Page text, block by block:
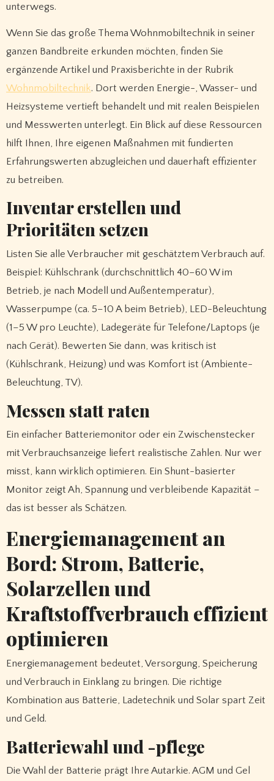
unterwegs.
Wenn Sie das große Thema Wohnmobiltechnik in seiner
ganzen Bandbreite erkunden möchten, finden Sie
ergänzende Artikel und Praxisberichte in der Rubrik
Wohnmobiltechnik. Dort werden Energie-, Wasser- und
Heizsysteme vertieft behandelt und mit realen Beispielen
und Messwerten unterlegt. Ein Blick auf diese Ressourcen
hilft Ihnen, Ihre eigenen Maßnahmen mit fundierten
Erfahrungswerten abzugleichen und dauerhaft effizienter
zu betreiben.
Inventar erstellen und
Prioritäten setzen
Listen Sie alle Verbraucher mit geschätztem Verbrauch auf.
Beispiel: Kühlschrank (durchschnittlich 40–60 W im
Betrieb, je nach Modell und Außentemperatur),
Wasserpumpe (ca. 5–10 A beim Betrieb), LED-Beleuchtung
(1–5 W pro Leuchte), Ladegeräte für Telefone/Laptops (je
nach Gerät). Bewerten Sie dann, was kritisch ist
(Kühlschrank, Heizung) und was Komfort ist (Ambiente-
Beleuchtung, TV).
Messen statt raten
Ein einfacher Batteriemonitor oder ein Zwischenstecker
mit Verbrauchsanzeige liefert realistische Zahlen. Nur wer
misst, kann wirklich optimieren. Ein Shunt-basierter
Monitor zeigt Ah, Spannung und verbleibende Kapazität –
das ist besser als Schätzen.
Energiemanagement an
Bord: Strom, Batterie,
Solarzellen und
Kraftstoffverbrauch effizient
optimieren
Energiemanagement bedeutet, Versorgung, Speicherung
und Verbrauch in Einklang zu bringen. Die richtige
Kombination aus Batterie, Ladetechnik und Solar spart Zeit
und Geld.
Batteriewahl und -pflege
Die Wahl der Batterie prägt Ihre Autarkie. AGM und Gel